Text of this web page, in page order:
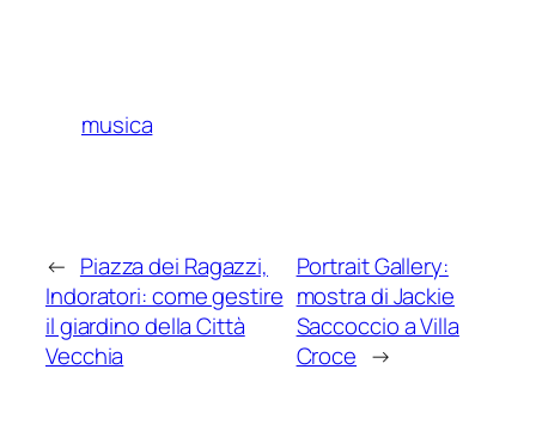
musica
← Piazza dei Ragazzi,
Indoratori: come gestire
il giardino della Città
Vecchia
Portrait Gallery:
mostra di Jackie
Saccoccio a Villa
Croce →